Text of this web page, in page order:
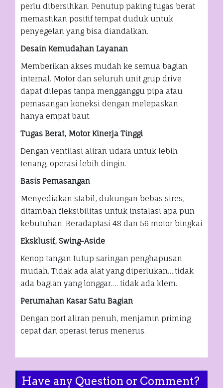
perlu dibersihkan. Penutup paking tugas berat
memastikan positif tempat duduk untuk
penyegelan yang bisa diandalkan.
Desain Kemudahan Layanan
Memberikan akses mudah ke semua bagian
internal. Motor dan seluruh unit grup drive
dapat dilepas tanpa mengganggu pipa atau
pemasangan koneksi dengan melepaskan
hanya empat baut.
Tugas Berat, Motor Kinerja Tinggi
Dengan ventilasi aliran udara untuk lebih
tenang, operasi lebih dingin.
Basis Pemasangan
Menyediakan stabil, dukungan bebas stres,
ditambah fleksibilitas untuk instalasi apa pun
kebutuhan. Beradaptasi 48 dan 56 motor bingkai
Eksklusif, Swing-Aside
Kenop tangan tutup saringan penghapusan
mudah. Tidak ada alat yang diperlukan….tidak
ada bagian yang longgar…. tidak ada klem.
Perumahan Kasar Satu Bagian
Dengan port aliran penuh, menjamin priming
cepat dan operasi terus menerus.
Have any Question or Comment?